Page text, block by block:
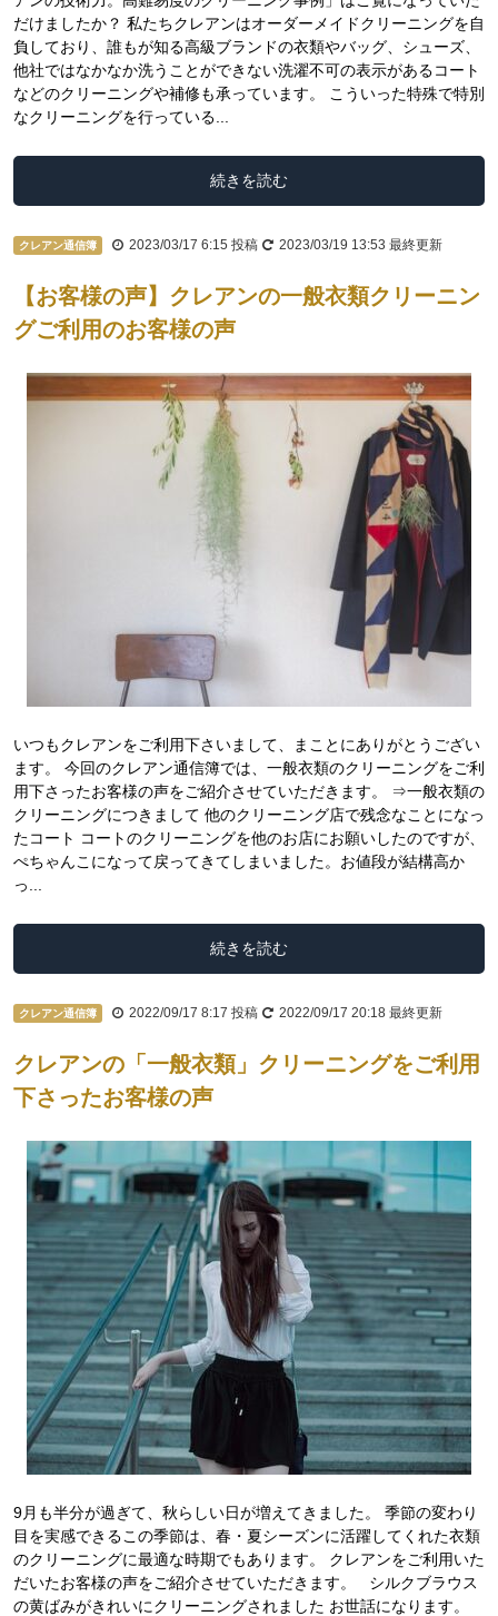
だけましたか？ 私たちクレアンはオーダーメイドクリーニングを自
負しており、誰もが知る高級ブランドの衣類やバッグ、シューズ、
他社ではなかなか洗うことができない洗濯不可の表示があるコート
などのクリーニングや補修も承っています。 こういった特殊で特別
なクリーニングを行っている...
続きを読む
クレアン通信簿 2023/03/17 6:15 投稿 2023/03/19 13:53 最終更新
【お客様の声】クレアンの一般衣類クリーニン
グご利用のお客様の声
いつもクレアンをご利用下さいまして、まことにありがとうござい
ます。 今回のクレアン通信簿では、一般衣類のクリーニングをご利
用下さったお客様の声をご紹介させていただきます。 ⇒一般衣類の
クリーニングにつきまして 他のクリーニング店で残念なことになっ
たコート コートのクリーニングを他のお店にお願いしたのですが、
ぺちゃんこになって戻ってきてしまいました。お値段が結構高か
っ...
続きを読む
クレアン通信簿 2022/09/17 8:17 投稿 2022/09/17 20:18 最終更新
クレアンの「一般衣類」クリーニングをご利用
下さったお客様の声
9月も半分が過ぎて、秋らしい日が増えてきました。 季節の変わり
目を実感できるこの季節は、春・夏シーズンに活躍してくれた衣類
のクリーニングに最適な時期でもあります。 クレアンをご利用いた
だいたお客様の声をご紹介させていただきます。 シルクブラウス
の黄ばみがきれいにクリーニングされました お世話になります。